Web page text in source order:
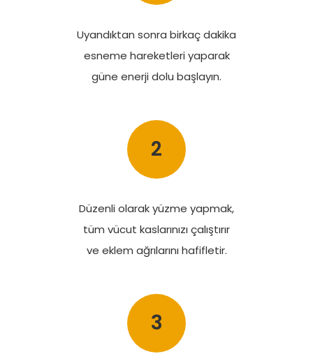
Uyandıktan sonra birkaç dakika
esneme hareketleri yaparak
güne enerji dolu başlayın.
2
Düzenli olarak yüzme yapmak,
tüm vücut kaslarınızı çalıştırır
ve eklem ağrılarını hafifletir.
3